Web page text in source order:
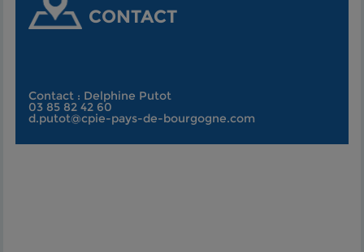
CONTACT
Contact : Delphine Putot
03 85 82 42 60
d.putot@cpie-pays-de-bourgogne.com